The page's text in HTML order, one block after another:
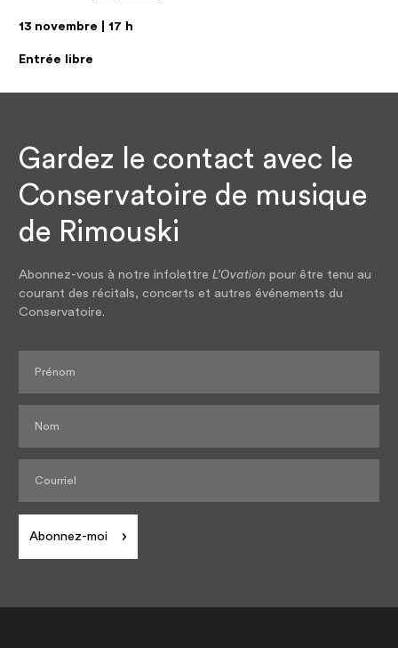
13 novembre | 17 h
Entrée libre
Gardez le contact avec le
Conservatoire de musique
de Rimouski
Abonnez-vous à notre infolettreL’Ovation pour être tenu au
courant des récitals, concerts et autres événements du
Conservatoire.
Abonnez-moi